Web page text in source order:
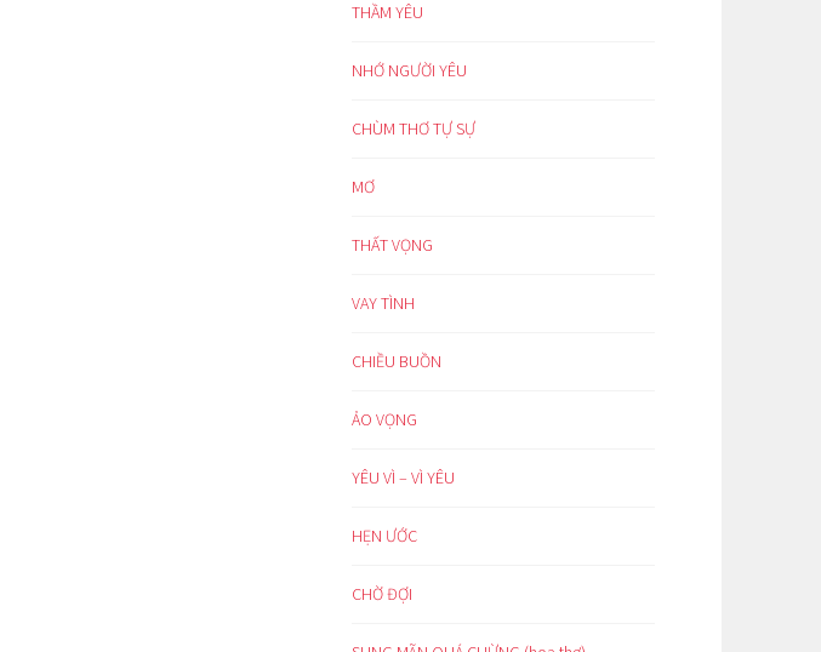
THẦM YÊU
NHỚ NGƯỜI YÊU
CHÙM THƠ TỰ SỰ
MƠ
THẤT VỌNG
VAY TÌNH
CHIỀU BUỒN
ẢO VỌNG
YÊU VÌ – VÌ YÊU
HẸN ƯỚC
CHỜ ĐỢI